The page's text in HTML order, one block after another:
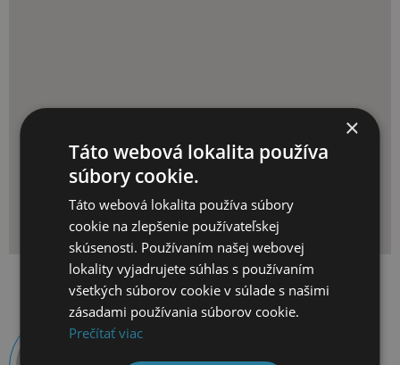
Ing. Marek Hajduk
×
Táto webová lokalita používa
súbory cookie.
Táto webová lokalita používa súbory
cookie na zlepšenie používateľskej
skúsenosti. Používaním našej webovej
lokality vyjadrujete súhlas s používaním
všetkých súborov cookie v súlade s našimi
zásadami používania súborov cookie.
Prečítať viac